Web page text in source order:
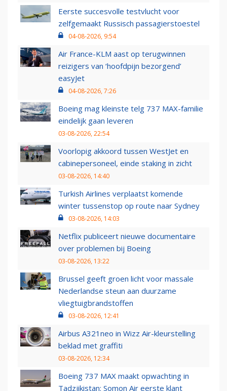
Eerste succesvolle testvlucht voor
zelfgemaakt Russisch passagierstoestel
04-08-2026, 9:54
Air France-KLM aast op terugwinnen
reizigers van ‘hoofdpijn bezorgend’
easyJet
04-08-2026, 7:26
Boeing mag kleinste telg 737 MAX-familie
eindelijk gaan leveren
03-08-2026, 22:54
Voorlopig akkoord tussen WestJet en
cabinepersoneel, einde staking in zicht
03-08-2026, 14:40
Turkish Airlines verplaatst komende
winter tussenstop op route naar Sydney
03-08-2026, 14:03
Netflix publiceert nieuwe documentaire
over problemen bij Boeing
03-08-2026, 13:22
Brussel geeft groen licht voor massale
Nederlandse steun aan duurzame
vliegtuigbrandstoffen
03-08-2026, 12:41
Airbus A321neo in Wizz Air-kleurstelling
beklad met graffiti
03-08-2026, 12:34
Boeing 737 MAX maakt opwachting in
Tadzjikistan: Somon Air eerste klant